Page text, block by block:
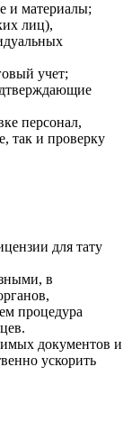
и материалы;
лиц),
учет;
персонал,
так и проверку
в
процедура
документов и
ускорить